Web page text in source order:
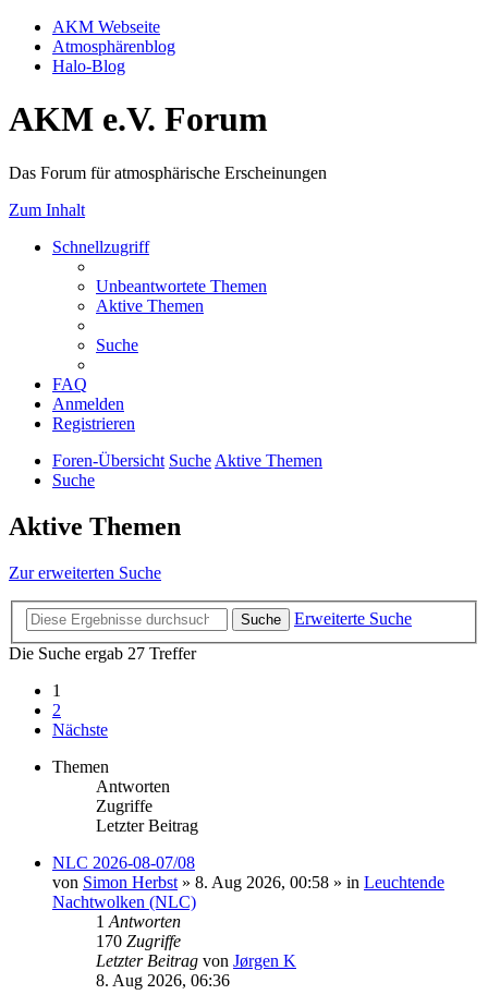
AKM Webseite
Atmosphärenblog
Halo-Blog
AKM e.V. Forum
Das Forum für atmosphärische Erscheinungen
Zum Inhalt
Schnellzugriff
Unbeantwortete Themen
Aktive Themen
Suche
FAQ
Anmelden
Registrieren
Foren-Übersicht Suche Aktive Themen
Suche
Aktive Themen
Zur erweiterten Suche
Suche
Erweiterte Suche
Die Suche ergab 27 Treffer
1
2
Nächste
Themen
Antworten
Zugriffe
Letzter Beitrag
NLC 2026-08-07/08
von Simon Herbst » 8. Aug 2026, 00:58 » in Leuchtende
Nachtwolken (NLC)
1 Antworten
170 Zugriffe
Letzter Beitrag von Jørgen K
8. Aug 2026, 06:36